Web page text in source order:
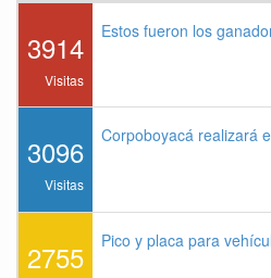
3914
Visitas
Estos fueron los
3096
Visitas
Corpoboyacá realizará
2755 Pico y placa para